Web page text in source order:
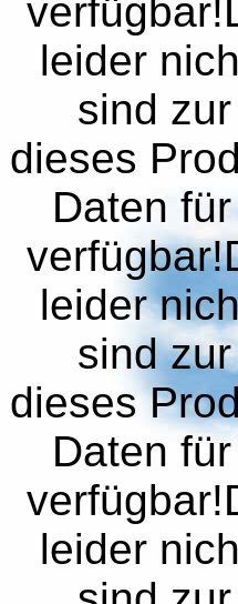
leider
sind
dieses
Daten
leider
sind
dieses
Daten
leider